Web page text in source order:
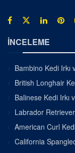
İNCELEME
Bambino Kedi Irkı
British Longhair
Balinese Kedi Irkı
Labrador
American Curl
California